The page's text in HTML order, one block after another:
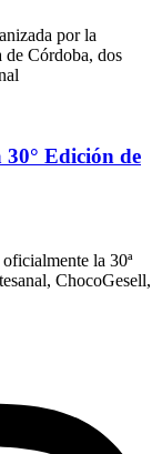
por la
de Córdoba, dos
Edición de
la 30ª
ChocoGesell,